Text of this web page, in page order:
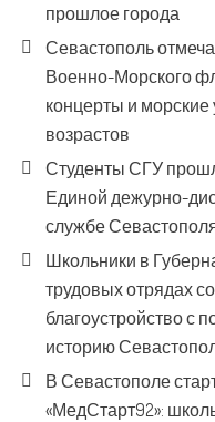
прошлое города
Севастополь
Военно-Морского
концерты и морские
возрастов
Студенты СГУ
Единой дежурно-
службе
Школьники в
трудовых отрядах
благоустройство с
историю
В Севастополе
«МедСтарт92»: